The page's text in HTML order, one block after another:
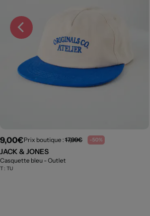
9,00€Prix boutique : 17,99€ -50%
JACK & JONES
Casquette bleu - Outlet
T : TU